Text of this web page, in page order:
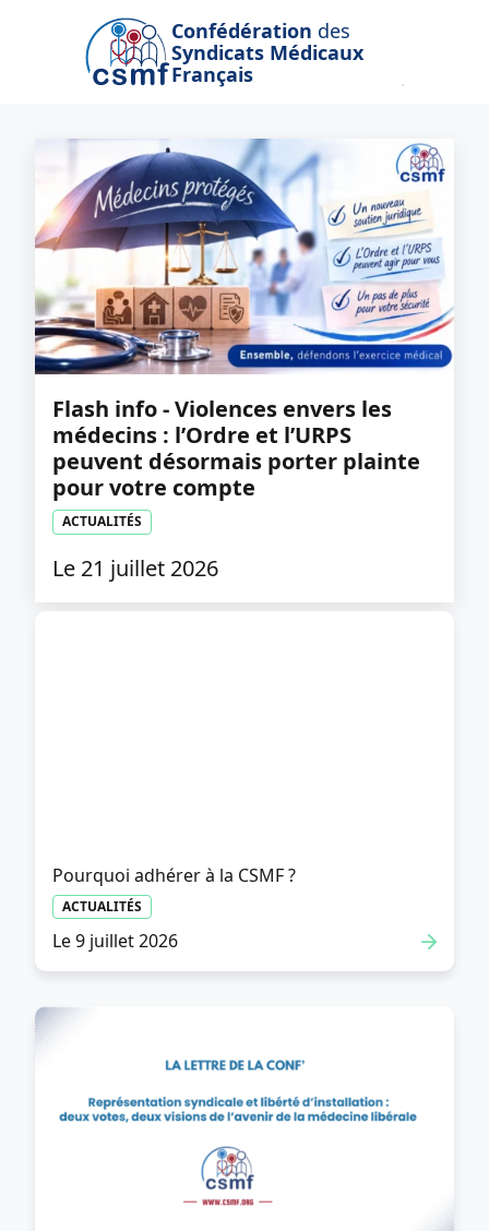
Passer au contenu principal
Confédération des
Syndicats Médicaux
Français
Flash info - Violences envers les
médecins : l’Ordre et l’URPS
peuvent désormais porter plainte
pour votre compte
ACTUALITÉS
Le 21 juillet 2026
Pourquoi adhérer à la CSMF ?
ACTUALITÉS
Le 9 juillet 2026